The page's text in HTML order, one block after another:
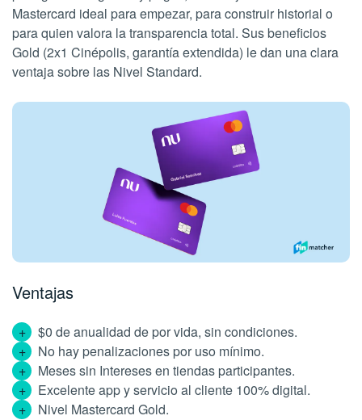
Mastercard ideal para empezar, para construir historial o
para quien valora la transparencia total. Sus beneficios
Gold (2x1 Cinépolis, garantía extendida) le dan una clara
ventaja sobre las Nivel Standard.
Ventajas
$0 de anualidad de por vida, sin condiciones.
No hay penalizaciones por uso mínimo.
Meses sin Intereses en tiendas participantes.
Excelente app y servicio al cliente 100% digital.
Nivel Mastercard Gold.